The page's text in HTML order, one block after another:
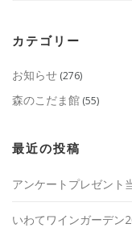
カテゴリー
お知らせ (276)
森のこだま館 (55)
最近の投稿
アンケートプレゼント
いわてワインガーデ